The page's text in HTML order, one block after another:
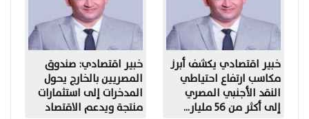
خبير اقتصادي يكشف أبرز
مكاسب ارتفاع احتياطي
النقد الأجنبي المصري
إلى أكثر من 56 مليار…
خبير اقتصادي: صندوق
المصريين بالخارج يحول
المدخرات إلى استثمارات
منتجة ويدعم الاقتصاد